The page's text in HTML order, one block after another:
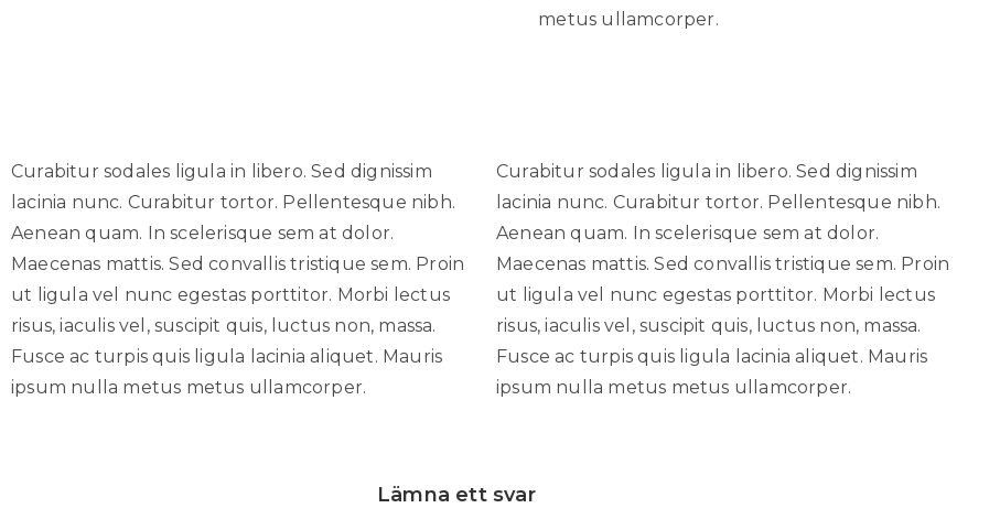
metus ullamcorper.
Curabitur sodales ligula in libero. Sed dignissim
lacinia nunc. Curabitur tortor. Pellentesque nibh.
Aenean quam. In scelerisque sem at dolor.
Maecenas mattis. Sed convallis tristique sem. Proin
ut ligula vel nunc egestas porttitor. Morbi lectus
risus, iaculis vel, suscipit quis, luctus non, massa.
Fusce ac turpis quis ligula lacinia aliquet. Mauris
ipsum nulla metus metus ullamcorper.
Curabitur sodales ligula in libero. Sed dignissim
lacinia nunc. Curabitur tortor. Pellentesque nibh.
Aenean quam. In scelerisque sem at dolor.
Maecenas mattis. Sed convallis tristique sem. Proin
ut ligula vel nunc egestas porttitor. Morbi lectus
risus, iaculis vel, suscipit quis, luctus non, massa.
Fusce ac turpis quis ligula lacinia aliquet. Mauris
ipsum nulla metus metus ullamcorper.
Lämna ett svar